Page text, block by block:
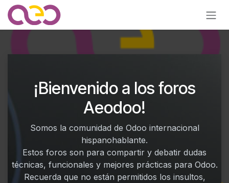
Ir al contenido
¡Bienvenido a los foros
Aeodoo!
Somos la comunidad de Odoo internacional
hispanohablante.
Estos foros son para compartir y debatir dudas
técnicas, funcionales y mejores prácticas para Odoo.
Recuerda que no están permitidos los insultos,